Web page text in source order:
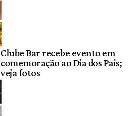
Clube Bar recebe evento em
comemoração ao Dia dos Pais;
veja fotos